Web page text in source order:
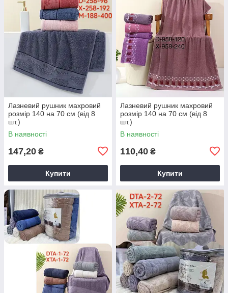
Лазневий рушник махровий
розмір 140 на 70 см (від 8
шт.)
В наявності
147,20 ₴
Купити
Лазневий рушник махровий
розмір 140 на 70 см (від 8
шт.)
В наявності
110,40 ₴
Купити